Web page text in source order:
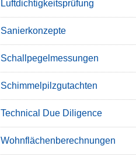
Luftdichtigkeitsprüfung
Sanierkonzepte
Schallpegelmessungen
Schimmelpilzgutachten
Technical Due Diligence
Wohnflächenberechnungen